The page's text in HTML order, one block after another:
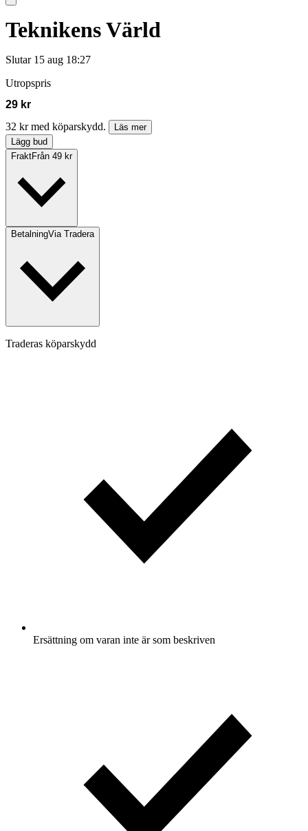
Teknikens Värld
Slutar 15 aug 18:27
Utropspris
29 kr
32 kr med köparskydd.
Läs mer
Lägg bud
FraktFrån 49 kr
BetalningVia Tradera
Traderas köparskydd
Ersättning om varan inte är som beskriven